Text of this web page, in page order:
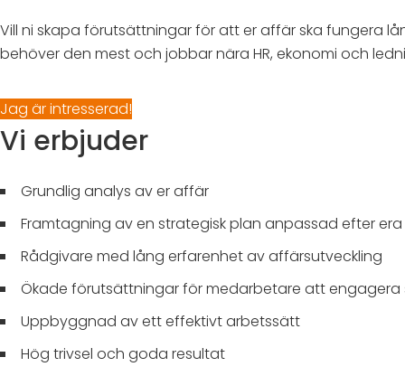
Vill ni skapa förutsättningar för att er affär ska fungera
behöver den mest och jobbar nära HR, ekonomi och
Jag är intresserad!
Vi erbjuder
Grundlig analys av er affär
Framtagning av en strategisk plan anpassad efter
Rådgivare med lång erfarenhet av affärsutveckling
Ökade förutsättningar för medarbetare att engagera
Uppbyggnad av ett effektivt arbetssätt
Hög trivsel och goda resultat